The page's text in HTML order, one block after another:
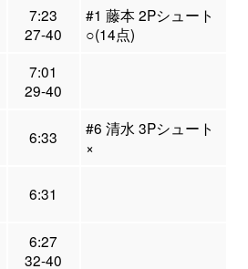
7:23
27-40
#1 藤本 2Pシュート
○(14点)
7:01
29-40
6:33
#6 清水 3Pシュート
×
6:31
6:27
32-40